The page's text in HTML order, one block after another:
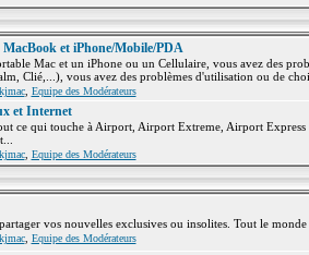
et iPhone/Mobile/PDA
Mac et un iPhone ou un Cellulaire, vous avez des
Clié,...), vous avez des problèmes d'utilisation ou de
, Equipe des Modérateurs
et Internet
ce qui touche à Airport, Airport Extreme, Airport
, Equipe des Modérateurs
vos nouvelles exclusives ou insolites. Tout le
, Equipe des Modérateurs